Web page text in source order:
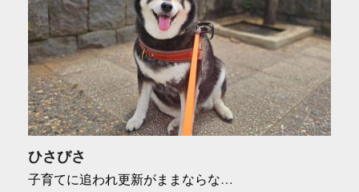
ひさびさ
子育てに追われ更新がままならな…